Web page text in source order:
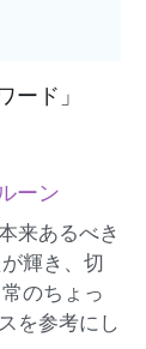
ード」
ーン
来あるべき